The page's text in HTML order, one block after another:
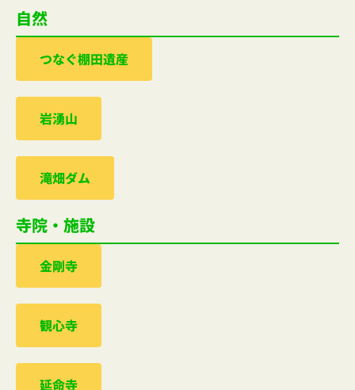
自然
つなぐ棚田遺産
岩湧山
滝畑ダム
寺院・施設
金剛寺
観心寺
延命寺